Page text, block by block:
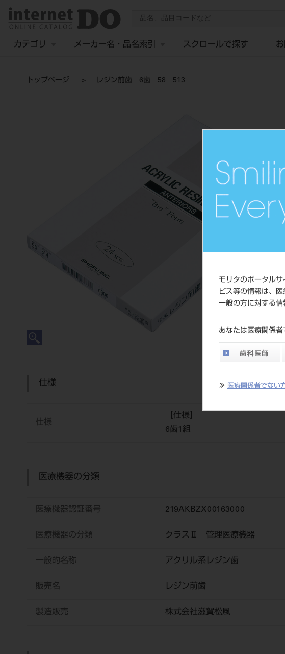
モリタのポータル
ビス等の情報は、医
一般の方に対する情
あなたは医療関係者
≫ 医療関係者でない
カテゴリ メーカー名・品名索引 スクロールで探す
トップページ レジン前歯 6歯 58 513
仕様
仕様
【仕様】
6歯1組
医療機器の分類
医療機器認証番号 219AKBZX00163000
医療機器の分類 クラスⅡ 管理医療機器
一般的名称 アクリル系レジン歯
販売名 レジン前歯
製造販売 株式会社滋賀松風